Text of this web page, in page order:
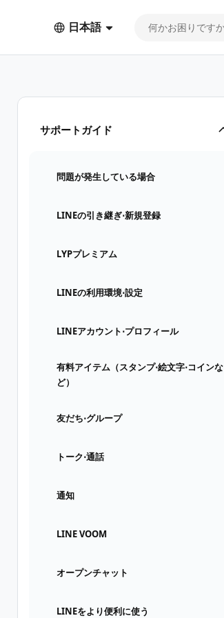
日本語
サポートガイド
問題が発生している場合
LINEの引き継ぎ⋅新規登録
LYPプレミアム
LINEの利用環境⋅設定
LINEアカウント⋅プロフィール
有料アイテム（スタンプ⋅絵文字⋅コインな
ど）
友だち⋅グループ
トーク⋅通話
通知
LINE VOOM
オープンチャット
LINEをより便利に使う